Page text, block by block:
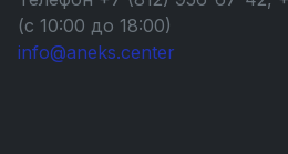
(с 10:00 до 18:00)
info@aneks.center